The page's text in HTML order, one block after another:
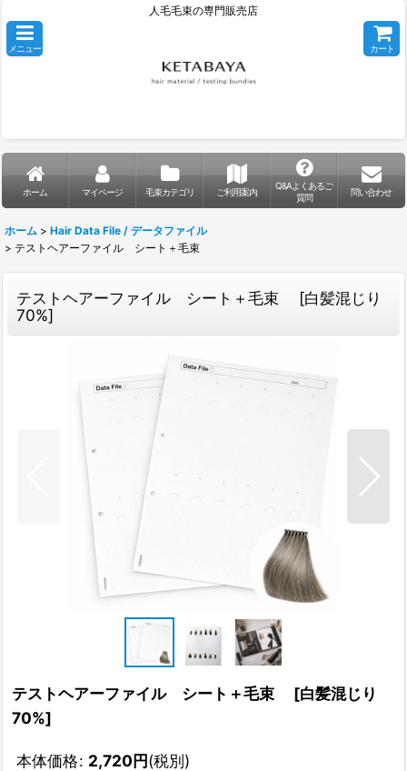
人毛毛束の専門販売店
メニュー カート
ホーム マイページ 毛束カテゴリ ご利用案内
Q&Aよくあるご
質問
問い合わせ
ホーム > Hair Data File / データファイル
> テストヘアーファイル シート＋毛束
テストヘアーファイル シート＋毛束 [白髪混じり
70%]
テストヘアーファイル シート＋毛束 [白髪混じり
70%]
本体価格: 2,720円(税別)